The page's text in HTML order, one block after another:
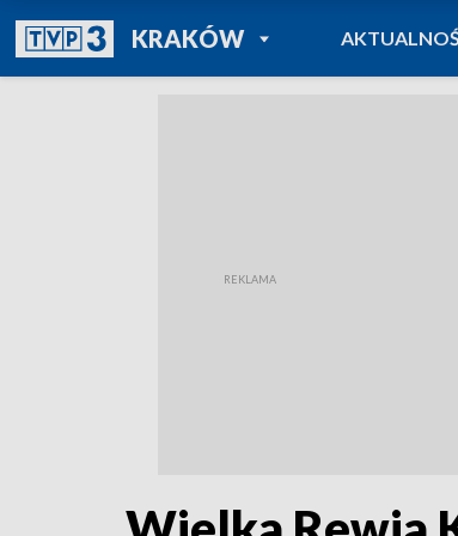
KRAKÓWPOWRÓT DO
TVP REGIONY